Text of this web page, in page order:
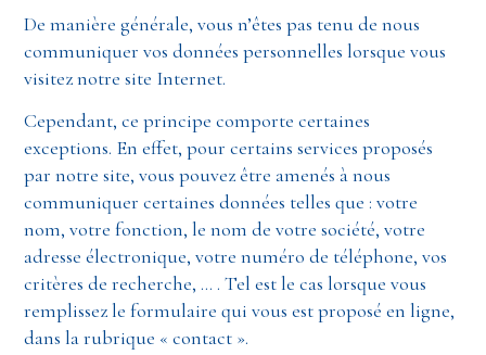
De manière générale, vous n’êtes pas tenu de nous
communiquer vos données personnelles lorsque vous
visitez notre site Internet.
Cependant, ce principe comporte certaines
exceptions. En effet, pour certains services proposés
par notre site, vous pouvez être amenés à nous
communiquer certaines données telles que : votre
nom, votre fonction, le nom de votre société, votre
adresse électronique, votre numéro de téléphone, vos
critères de recherche, … . Tel est le cas lorsque vous
remplissez le formulaire qui vous est proposé en ligne,
dans la rubrique « contact ».